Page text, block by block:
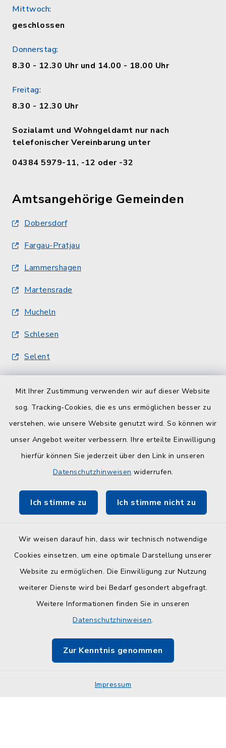
Mit Ihrer Zustimmung verwenden wir auf dieser Website
sog. Tracking-Cookies, die es uns ermöglichen besser zu
verstehen, wie unsere Website genutzt wird. So können wir
unser Angebot weiter verbessern. Ihre erteilte Einwilligung
hierfür können Sie jederzeit über den Link in unseren
Datenschutzhinweisen widerrufen.
Ich stimme zu Ich stimme nicht zu
Wir weisen darauf hin, dass wir technisch notwendige
Cookies einsetzen, um eine optimale Darstellung unserer
Website zu ermöglichen. Die Einwilligung zur Nutzung
weiterer Dienste wird bei Bedarf gesondert abgefragt.
Weitere Informationen finden Sie in unseren
Datenschutzhinweisen.
Zur Kenntnis genommen
Impressum
Mittwoch:
geschlossen
Donnerstag:
8.30 - 12.30 Uhr und 14.00 - 18.00 Uhr
Freitag:
8.30 - 12.30 Uhr
Sozialamt und Wohngeldamt nur nach
telefonischer Vereinbarung unter
04384 5979-11, -12 oder -32
Amtsangehörige Gemeinden
Dobersdorf
Fargau-Pratjau
Lammershagen
Martensrade
Mucheln
Schlesen
Selent
Quicklinks
Serviceportal Schleswig-Holstein
ZuFiSH
Am Selent/Schlesen MapOne
Barrierefreiheit
Impressum
Sitemap